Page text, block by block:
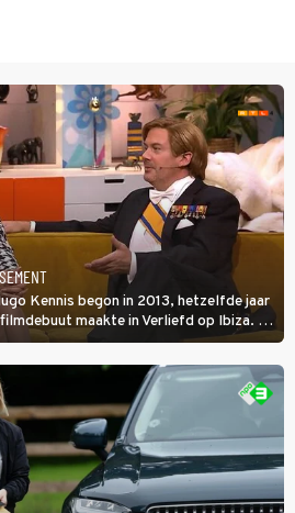
Kennis begon in 2013, hetzelfde jaar
maakte in Verliefd op Ibiza. In
wat ze nog meer weten van het
waren.